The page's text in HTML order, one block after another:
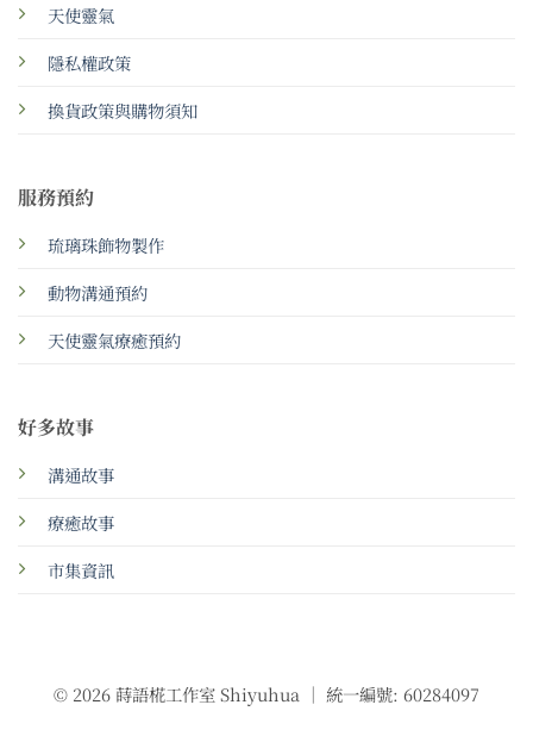
天使靈氣
隱私權政策
換貨政策與購物須知
服務預約
琉璃珠飾物製作
動物溝通預約
天使靈氣療癒預約
好多故事
溝通故事
療癒故事
市集資訊
© 2026 蒔語椛工作室 Shiyuhua ｜ 統一編號: 60284097